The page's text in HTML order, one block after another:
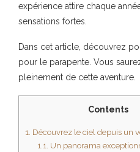
expérience attire chaque
sensations fortes.
Dans cet article, découvrez
pour le parapente. Vous
pleinement de cette aventure.
Contents
1. Découvrez le ciel depuis un
1.1. Un panorama